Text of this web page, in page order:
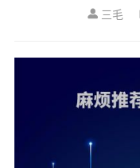
三毛